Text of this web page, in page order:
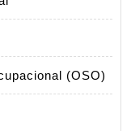
(OSO)